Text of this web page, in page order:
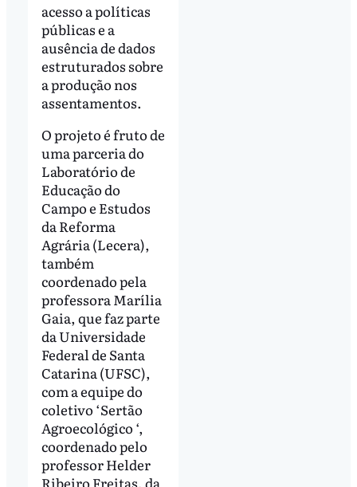
acesso a políticas
públicas e a
ausência de dados
estruturados sobre
a produção nos
assentamentos.
O projeto é fruto de
uma parceria do
Laboratório de
Educação do
Campo e Estudos
da Reforma
Agrária (Lecera),
também
coordenado pela
professora Marília
Gaia, que faz parte
da Universidade
Federal de Santa
Catarina (UFSC),
com a equipe do
coletivo ‘Sertão
Agroecológico ‘,
coordenado pelo
professor Helder
Ribeiro Freitas, da